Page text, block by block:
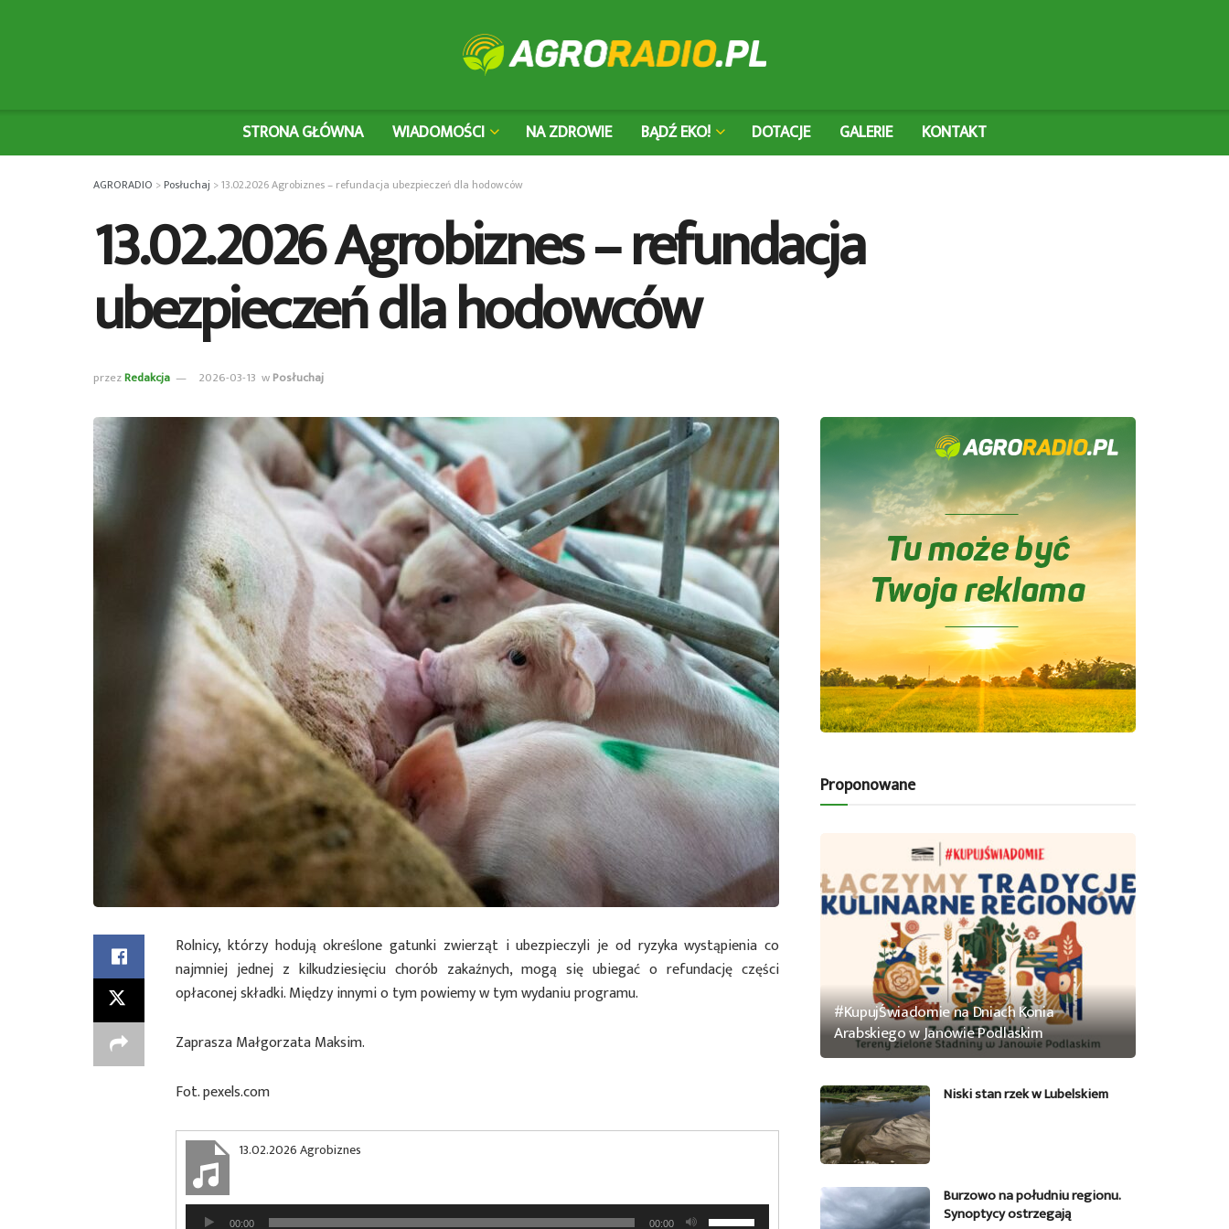
STRONA GŁÓWNA WIADOMOŚCI NA ZDROWIE BĄDŹ EKO! DOTACJE GALERIE KONTAKT
AGRORADIO >Posłuchaj >13.02.2026 Agrobiznes – refundacja ubezpieczeń dla hodowców
13.02.2026 Agrobiznes – refundacja
ubezpieczeń dla hodowców
przezRedakcja 2026-03-13 wPosłuchaj
Rolnicy, którzy hodują określone gatunki zwierząt i ubezpieczyli je od ryzyka wystąpienia co
najmniej jednej z kilkudziesięciu chorób zakaźnych, mogą się ubiegać o refundację części
opłaconej składki. Między innymi o tym powiemy w tym wydaniu programu.
Zaprasza Małgorzata Maksim.
Fot. pexels.com
13.02.2026 Agrobiznes
Odtwarzacz00:00 00:00
Proponowane
#KupujŚwiadomie na Dniach Konia
Arabskiego w Janowie Podlaskim
Niski stan rzek w Lubelskiem
Burzowo na południu regionu.
Synoptycy ostrzegają